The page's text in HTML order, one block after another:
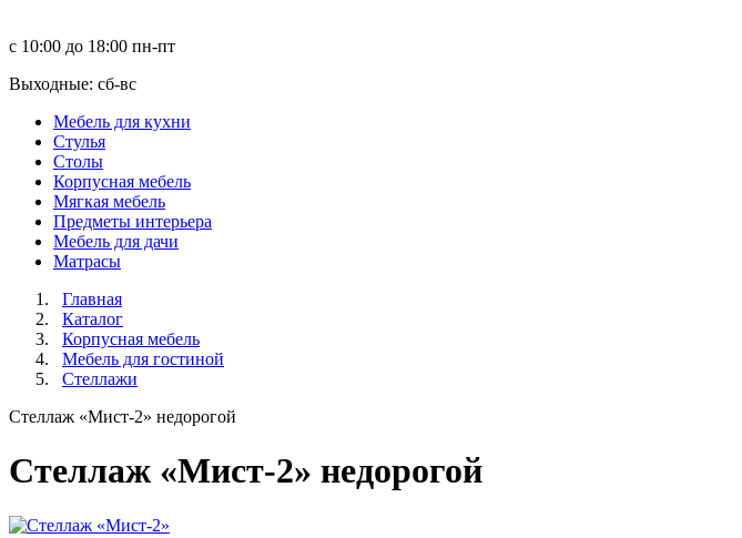
с 10:00 до 18:00 пн-пт
Выходные: сб-вc
Мебель для кухни
Стулья
Столы
Корпусная мебель
Мягкая мебель
Предметы интерьера
Мебель для дачи
Матраcы
Главная
Каталог
Корпусная мебель
Мебель для гостиной
Стеллажи
Стеллаж «Мист-2» недорогой
Стеллаж «Мист-2» недорогой